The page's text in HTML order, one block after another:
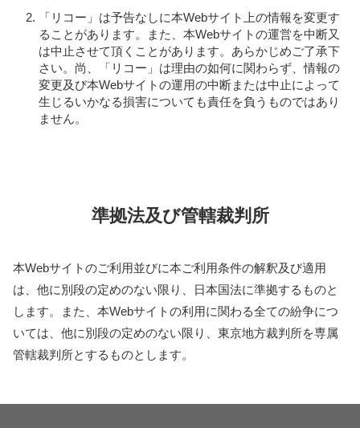
「リコー」は予告なしに本Webサイト上の情報を変更す
ることがあります。また、本Webサイトの運営を中断又
は中止させて頂くことがあります。あらかじめご了承下
さい。尚、「リコー」は理由の如何に関わらず、情報の
変更及び本Webサイトの運用の中断または中止によって
生じるいかなる損害についても責任を負うものではあり
ません。
準拠法及び管轄裁判所
本Webサイトのご利用並びに本ご利用条件の解釈及び適用
は、他に別段の定めのない限り、日本国法に準拠するものと
します。また、本Webサイトの利用に関わる全ての紛争につ
いては、他に別段の定めのない限り、東京地方裁判所を専属
管轄裁判所とするものとします。